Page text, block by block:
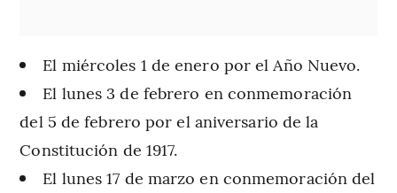
El miércoles 1 de enero por el Año Nuevo.
El lunes 3 de febrero en conmemoración
del 5 de febrero por el aniversario de la
Constitución de 1917.
El lunes 17 de marzo en conmemoración del